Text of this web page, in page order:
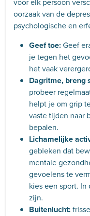
oorzaak van de
psychologische en
Geef toe:Geef
je tegen het
het vaak
Dagritme, breng
probeer
helpt je om grip
vaste tijden naar
bepalen.
Lichamelijke
gebleken dat
mentale
gevoelens te
kies een sport.
zijn.
Buitenlucht: